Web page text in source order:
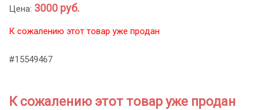
Цена: 3000 руб.
К сожалению этот товар уже продан
#15549467
К сожалению этот товар уже продан